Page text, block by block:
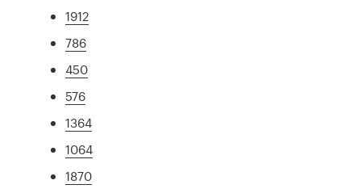
1912
786
450
576
1364
1064
1870